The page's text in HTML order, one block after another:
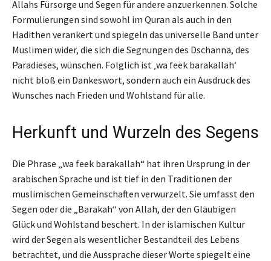
Allahs Fürsorge und Segen für andere anzuerkennen. Solche
Formulierungen sind sowohl im Quran als auch in den
Hadithen verankert und spiegeln das universelle Band unter
Muslimen wider, die sich die Segnungen des Dschanna, des
Paradieses, wünschen. Folglich ist ‚wa feek barakallah‘
nicht bloß ein Dankeswort, sondern auch ein Ausdruck des
Wunsches nach Frieden und Wohlstand für alle.
Herkunft und Wurzeln des Segens
Die Phrase „wa feek barakallah“ hat ihren Ursprung in der
arabischen Sprache und ist tief in den Traditionen der
muslimischen Gemeinschaften verwurzelt. Sie umfasst den
Segen oder die „Barakah“ von Allah, der den Gläubigen
Glück und Wohlstand beschert. In der islamischen Kultur
wird der Segen als wesentlicher Bestandteil des Lebens
betrachtet, und die Aussprache dieser Worte spiegelt eine